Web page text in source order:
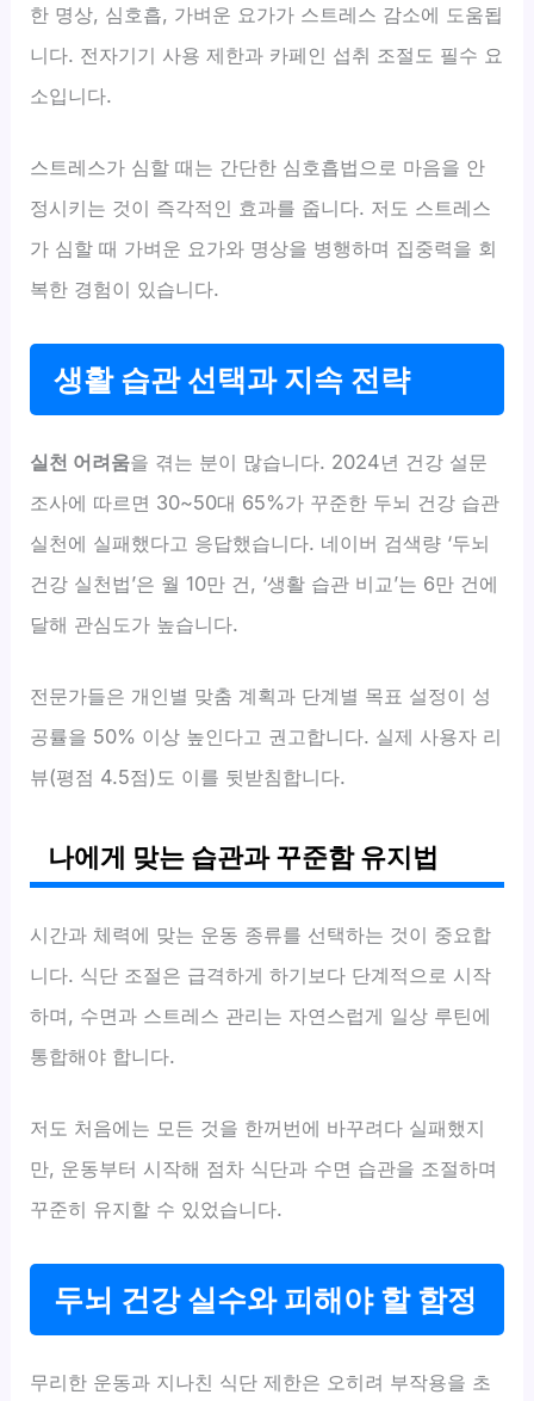
한 명상, 심호흡, 가벼운 요가가 스트레스 감소에 도움됩
니다. 전자기기 사용 제한과 카페인 섭취 조절도 필수 요
소입니다.
스트레스가 심할 때는 간단한 심호흡법으로 마음을 안
정시키는 것이 즉각적인 효과를 줍니다. 저도 스트레스
가 심할 때 가벼운 요가와 명상을 병행하며 집중력을 회
복한 경험이 있습니다.
생활 습관 선택과 지속 전략
실천 어려움을 겪는 분이 많습니다. 2024년 건강 설문
조사에 따르면 30~50대 65%가 꾸준한 두뇌 건강 습관
실천에 실패했다고 응답했습니다. 네이버 검색량 ‘두뇌
건강 실천법’은 월 10만 건, ‘생활 습관 비교’는 6만 건에
달해 관심도가 높습니다.
전문가들은 개인별 맞춤 계획과 단계별 목표 설정이 성
공률을 50% 이상 높인다고 권고합니다. 실제 사용자 리
뷰(평점 4.5점)도 이를 뒷받침합니다.
나에게 맞는 습관과 꾸준함 유지법
시간과 체력에 맞는 운동 종류를 선택하는 것이 중요합
니다. 식단 조절은 급격하게 하기보다 단계적으로 시작
하며, 수면과 스트레스 관리는 자연스럽게 일상 루틴에
통합해야 합니다.
저도 처음에는 모든 것을 한꺼번에 바꾸려다 실패했지
만, 운동부터 시작해 점차 식단과 수면 습관을 조절하며
꾸준히 유지할 수 있었습니다.
두뇌 건강 실수와 피해야 할 함정
무리한 운동과 지나친 식단 제한은 오히려 부작용을 초